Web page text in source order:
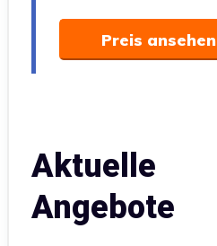
Preis ansehen
Aktuelle
Angebote